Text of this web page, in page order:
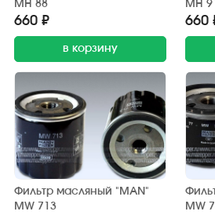
MH 88
660 ₽
в корзину
MH
660
Фильтр масляный "MAN"
MW 713
MW